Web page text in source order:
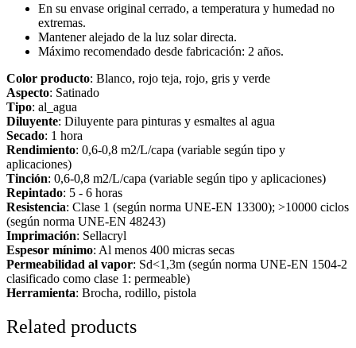
En su envase original cerrado, a temperatura y humedad no
extremas.
Mantener alejado de la luz solar directa.
Máximo recomendado desde fabricación: 2 años.
Color producto: Blanco, rojo teja, rojo, gris y verde
Aspecto: Satinado
Tipo: al_agua
Diluyente: Diluyente para pinturas y esmaltes al agua
Secado: 1 hora
Rendimiento: 0,6-0,8 m2/L/capa (variable según tipo y
aplicaciones)
Tinción: 0,6-0,8 m2/L/capa (variable según tipo y aplicaciones)
Repintado: 5 - 6 horas
Resistencia: Clase 1 (según norma UNE-EN 13300); >10000 ciclos
(según norma UNE-EN 48243)
Imprimación: Sellacryl
Espesor mínimo: Al menos 400 micras secas
Permeabilidad al vapor: Sd<1,3m (según norma UNE-EN 1504-2
clasificado como clase 1: permeable)
Herramienta: Brocha, rodillo, pistola
Related products